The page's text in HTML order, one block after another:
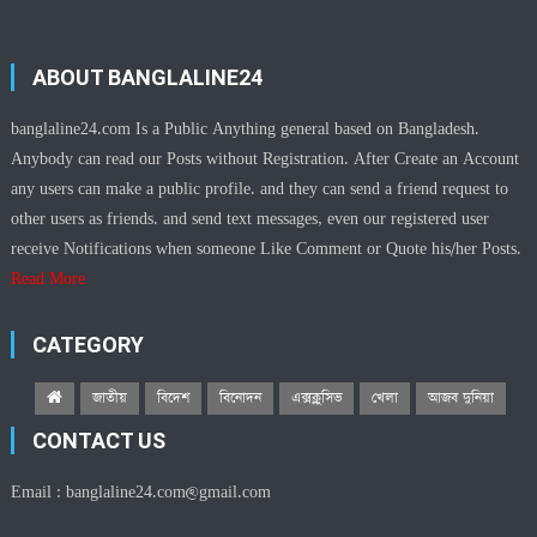
ABOUT BANGLALINE24
banglaline24.com Is a Public Anything general based on Bangladesh.
Anybody can read our Posts without Registration. After Create an Account
any users can make a public profile. and they can send a friend request to
other users as friends. and send text messages, even our registered user
receive Notifications when someone Like Comment or Quote his/her Posts.
Read More
CATEGORY
জাতীয় বিদেশ বিনোদন এক্সক্লুসিভ খেলা আজব দুনিয়া
CONTACT US
Email :banglaline24.com@gmail.com